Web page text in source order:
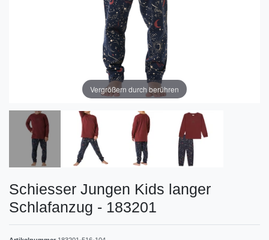
Vergrößern durch berühren
Schiesser Jungen Kids langer
Schlafanzug - 183201